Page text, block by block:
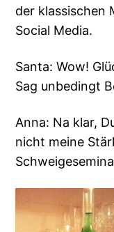
der klassischen
Social Media.
Santa: Wow!
Sag unbedingt
Anna: Na klar,
nicht meine